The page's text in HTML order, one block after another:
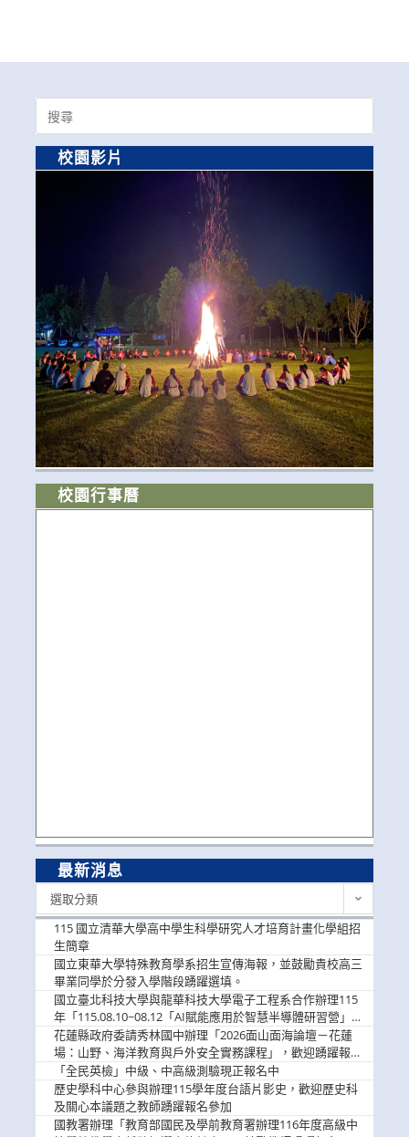
Search
for:
校園影片
校園行事曆
最新消息
選取分類
115 國立清華大學高中學生科學研究人才培育計畫化學組招
生簡章
國立東華大學特殊教育學系招生宣傳海報，並鼓勵貴校高三
畢業同學於分發入學階段踴躍選填。
國立臺北科技大學與龍華科技大學電子工程系合作辦理115
年「115.08.10~08.12「AI賦能應用於智慧半導體研習營」，
歡迎學生踴躍報名參加
花蓮縣政府委請秀林國中辦理「2026面山面海論壇－花蓮
場：山野、海洋教育與戶外安全實務課程」，歡迎踴躍報名
參加
「全民英檢」中級、中高級測驗現正報名中
歷史學科中心參與辦理115學年度台語片影史，歡迎歷史科
及關心本議題之教師踴躍報名參加
國教署辦理「教育部國民及學前教育署辦理116年度高級中